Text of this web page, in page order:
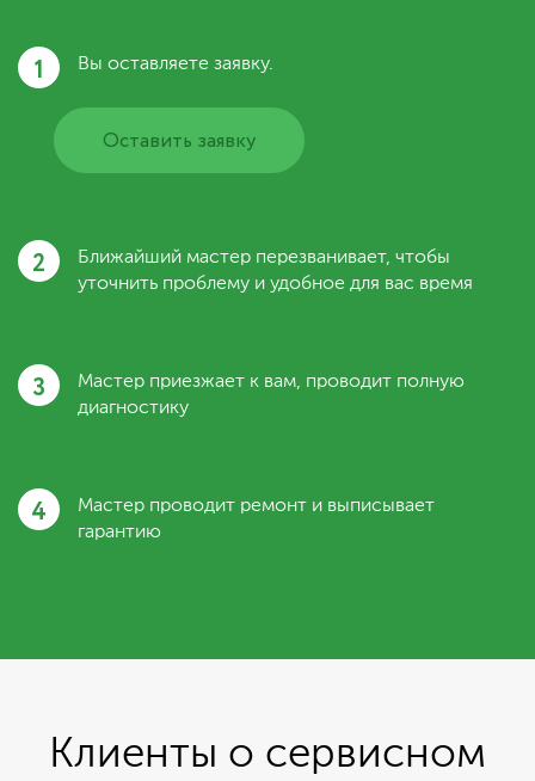
1 Вы оставляете заявку.
Оставить заявку
2
Ближайший мастер перезванивает, чтобы
уточнить проблему и удобное для вас время
3
Мастер приезжает к вам, проводит полную
диагностику
4
Мастер проводит ремонт и выписывает
гарантию
Клиенты о сервисном